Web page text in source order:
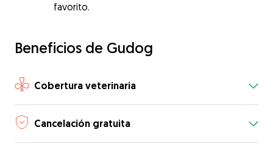
favorito.
Beneficios de Gudog
Cobertura veterinaria
Cancelación gratuita